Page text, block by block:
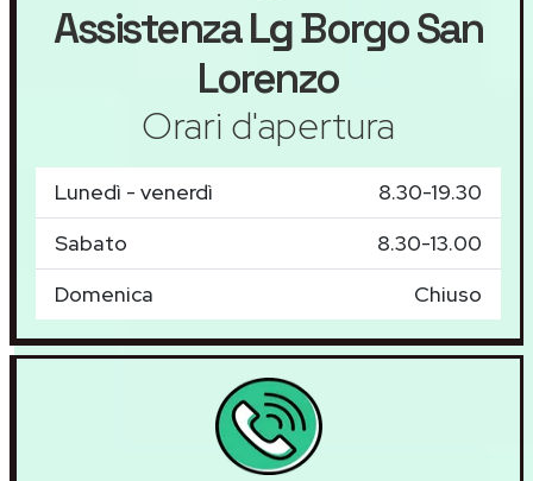
AssistenzaLgBorgo San
Lorenzo
Orari d'apertura
Lunedì - venerdì
8.30-19.30
Sabato
8.30-13.00
Domenica
Chiuso